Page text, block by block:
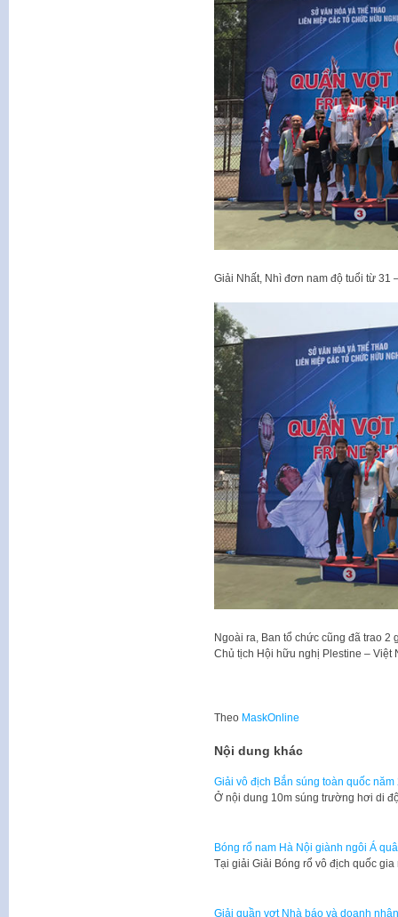
Giải Nhất, Nhì đơn nam độ tuổi từ 31
Ngoài ra, Ban tổ chức cũng đã trao
Chủ tịch Hội hữu nghị Plestine – Việt
Theo MaskOnline
Nội dung khác
Giải vô địch Bắn súng toàn quốc
Ở nội dung 10m súng trường hơi di
Bóng rổ nam Hà Nội giành ngôi Á
Tại giải Giải Bóng rổ vô địch quốc
Giải quần vợt Nhà báo và doanh